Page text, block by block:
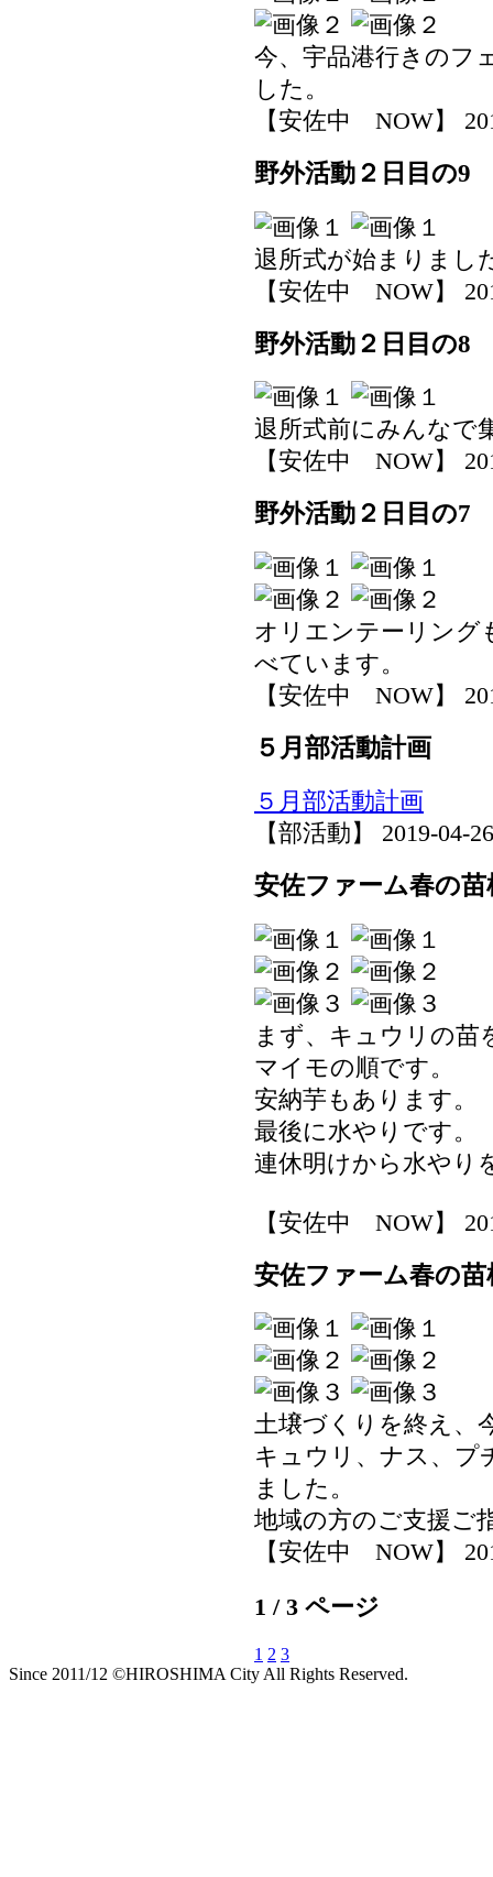
今、宇品港行きのフ
した。
【安佐中 NOW】
野外活動２日目の9
退所式が始まりまし
【安佐中 NOW】
野外活動２日目の8
退所式前にみんなで
【安佐中 NOW】
野外活動２日目の7
オリエンテーリング
べています。
【安佐中 NOW】
５月部活動計画
５月部活動計画
【部活動】 2019-04-
安佐ファーム春の苗
まず、キュウリの苗
マイモの順です。
安納芋もあります。
最後に水やりです。
連休明けから水やり
【安佐中 NOW】
安佐ファーム春の苗
土壌づくりを終え、
キュウリ、ナス、プ
ました。
地域の方のご支援ご
【安佐中 NOW】
1 / 3 ページ
1 2 3
Since 2011/12 ©HIROSHIMA City All Rights Reserved.